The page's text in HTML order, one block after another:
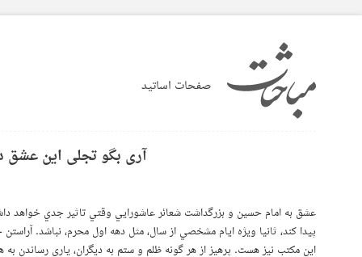
صفحات اساتید
آری بگو تجلی این
عشق به امام حسين و بزرگداشت شعائر عاشورايي وقتي تاثير جدي خواهد
پيدا كند، ثانيا ويژه ايام مشخصي از سال، مثل دهه اول محرم، نباشد.
اين مكتب نيز هست. پرهيز از هر گونه ظلم و ستم به ديگران، ياري رساندن